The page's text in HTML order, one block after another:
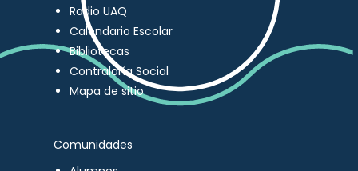
Radio UAQ
Calendario Escolar
Bibliotecas
Contraloría Social
Mapa de sitio
Comunidades